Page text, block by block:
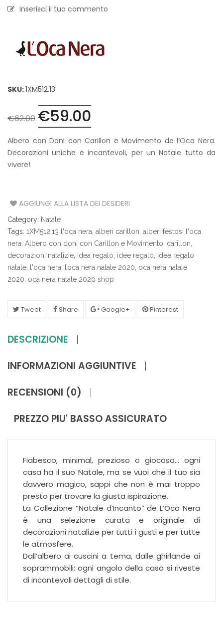
Inserisci il tuo commento
SKU:1XM512.13
€62.00 Il
prezzo
originale
era:
€59.00
prezzo
attuale
è:
Albero con Doni con Carillon e Movimento de l’Oca Nera.
Decorazioni uniche e incantevoli, per un Natale tutto da
vivere!
AGGIUNGI ALLA LISTA DEI DESIDERI
Category: Natale
Tags: 1XM512.13 l'oca nera alberi carillon alberi festosi l'oca
nera Albero con doni con Carillon e Movimento carillon
decorazioni natalizie idea regalo idee regalo idee regalo
natale
l'oca nera l’oca nera natale 2020 oca nera natale
2020 oca nera natale 2020 shop
Tweet Share Google+ Pinterest
DESCRIZIONE
INFORMAZIONI AGGIUNTIVE
RECENSIONI (0)
PREZZO PIU' BASSO ASSICURATO
Fiabesco, minimal, prezioso o giocoso… ogni
casa ha il suo Natale, ma se vuoi che il tuo sia
davvero magico, sappi che non è mai troppo
presto per trovare la giusta ispirazione.
La Collezione “Natale d’Incanto” de L’Oca Nera
è una selezione curata e originale di
decorazioni natalizie per tutti i gusti e per tutte
le atmosfere.
Dall’albero ai cuscini a tema, dalle ghirlande ai
soprammobili: ogni angolo della casa si riveste
di incantevoli dettagli di stile.